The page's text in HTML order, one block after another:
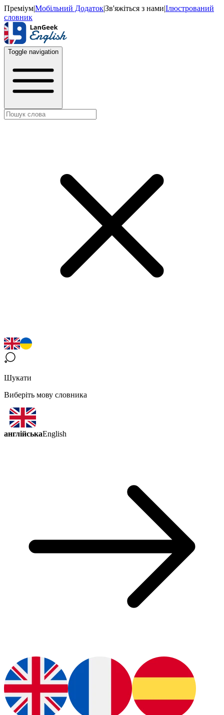
Преміум|Мобільний Додаток|Зв'яжіться з нами|Ілюстрований
словник
Toggle navigation
Шукати
Виберіть мову словника
англійськаEnglish